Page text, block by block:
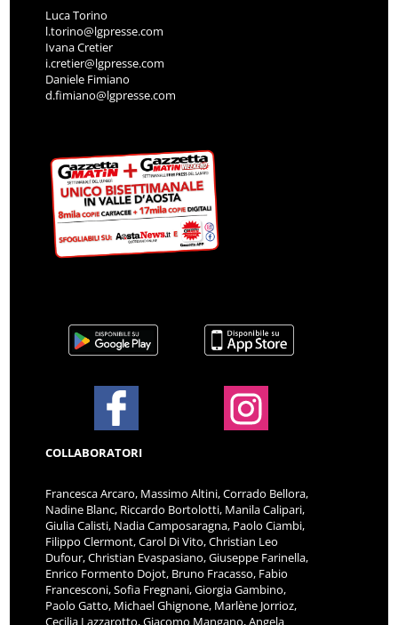
Luca Torino
l.torino@lgpresse.com
Ivana Cretier
i.cretier@lgpresse.com
Daniele Fimiano
d.fimiano@lgpresse.com
COLLABORATORI
Francesca Arcaro, Massimo Altini, Corrado Bellora,
Nadine Blanc, Riccardo Bortolotti, Manila Calipari,
Giulia Calisti, Nadia Camposaragna, Paolo Ciambi,
Filippo Clermont, Carol Di Vito, Christian Leo
Dufour, Christian Evaspasiano, Giuseppe Farinella,
Enrico Formento Dojot, Bruno Fracasso, Fabio
Francesconi, Sofia Fregnani, Giorgia Gambino,
Paolo Gatto, Michael Ghignone, Marlène Jorrioz,
Cecilia Lazzarotto, Giacomo Mangano, Angela